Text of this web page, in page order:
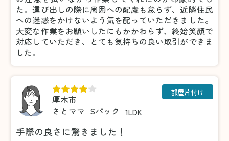
た。運び出しの際に周囲への配慮も怠らず、近隣住民
への迷惑をかけないよう気を配っていただきました。
大変な作業をお願いしたにもかかわらず、終始笑顔で
対応していただき、とても気持ちの良い取引ができま
した。
厚木市
さとママ Sパック 1LDK
部屋片付け
手際の良さに驚きました！